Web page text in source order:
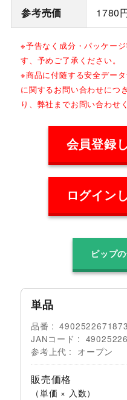
参考売価 1780
※予告なく成分・パッケー
す、予めご了承ください。
※商品に付随する安全デー
に関するお問い合わせにつ
り、弊社までお問い合わせ
会員登録
ログイン
ピップ
単品
品番
4902522671873
JANコード
参考上代
オープン
販売価格
（単価 × 入数）